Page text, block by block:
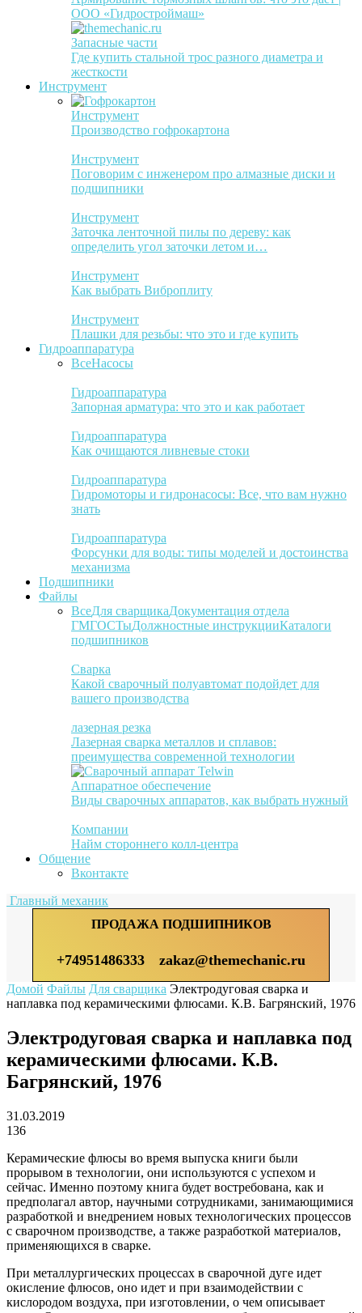
ООО «Гидростроймаш»
Запасные части
Где купить стальной трос разного диаметра и
жесткости
Инструмент
Инструмент
Производство гофрокартона
Инструмент
Поговорим с инженером про алмазные диски и
подшипники
Инструмент
Заточка ленточной пилы по дереву: как
определить угол заточки летом и…
Инструмент
Как выбрать Виброплиту
Инструмент
Плашки для резьбы: что это и где купить
Гидроаппаратура
ВсеНасосы
Гидроаппаратура
Запорная арматура: что это и как работает
Гидроаппаратура
Как очищаются ливневые стоки
Гидроаппаратура
Гидромоторы и гидронасосы: Все, что вам нужно
знать
Гидроаппаратура
Форсунки для воды: типы моделей и достоинства
механизма
Подшипники
Файлы
ВсеДля сварщикаДокументация отдела
ГМГОСТыДолжностные инструкцииКаталоги
подшипников
Сварка
Какой сварочный полуавтомат подойдет для
вашего производства
лазерная резка
Лазерная сварка металлов и сплавов:
преимущества современной технологии
Аппаратное обеспечение
Виды сварочных аппаратов, как выбрать нужный
Компании
Найм стороннего колл-центра
Общение
Вконтакте
Главный механик
ПРОДАЖА ПОДШИПНИКОВ
+74951486333 zakaz@themechanic.ru
Домой Файлы Для сварщика Электродуговая сварка и
наплавка под керамическими флюсами. К.В. Багрянский, 1976
Электродуговая сварка и наплавка под
керамическими флюсами. К.В.
Багрянский, 1976
31.03.2019
136
Керамические флюсы во время выпуска книги были
прорывом в технологии, они используются с успехом и
сейчас. Именно поэтому книга будет востребована, как и
предполагал автор, научными сотрудниками, занимающимися
разработкой и внедрением новых технологических процессов
с сварочном производстве, а также разработкой материалов,
применяющихся в сварке.
При металлургических процессах в сварочной дуге идет
окисление флюсов, оно идет и при взаимодействии с
кислородом воздуха, при изготовлении, о чем описывает